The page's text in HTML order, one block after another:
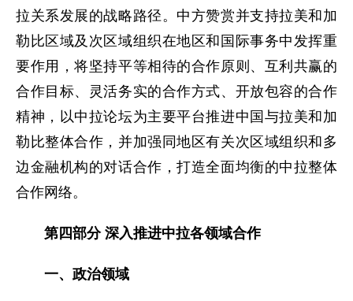
拉关系发展的战略路径。中方赞赏并支持拉美和加
勒比区域及次区域组织在地区和国际事务中发挥重
要作用，将坚持平等相待的合作原则、互利共赢的
合作目标、灵活务实的合作方式、开放包容的合作
精神，以中拉论坛为主要平台推进中国与拉美和加
勒比整体合作，并加强同地区有关次区域组织和多
边金融机构的对话合作，打造全面均衡的中拉整体
合作网络。
第四部分 深入推进中拉各领域合作
一、政治领域